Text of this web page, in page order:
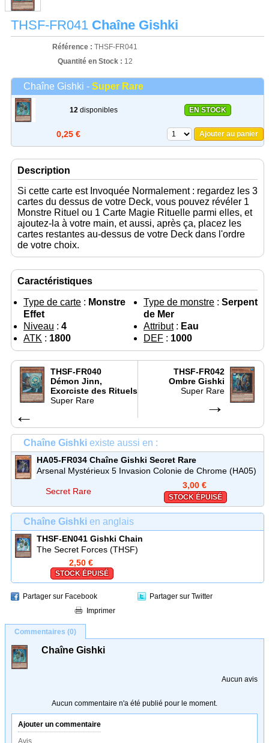
THSF-FR041 Chaîne Gishki
Référence : THSF-FR041
Quantité en Stock : 12
Chaîne Gishki - Super Rare
12 disponibles EN STOCK
0,25 € Ajouter au panier
Description
Si cette carte est Invoquée Normalement : regardez les 3
cartes du dessus de votre Deck, vous pouvez révéler 1
Monstre Rituel ou 1 Carte Magie Rituelle parmi elles, et
ajoutez-la à votre main, et aussi, après ça, placez les
cartes restantes au-dessus de votre Deck dans l'ordre
de votre choix.
Caractéristiques
Type de carte : Monstre
Effet
Type de monstre : Serpent
de Mer
Niveau : 4 Attribut: Eau
ATK : 1800 DEF : 1000
THSF-FR040
Démon Jinn,
Exorciste des Rituels
Super Rare
←
THSF-FR042
Ombre Gishki
Super Rare
→
Chaîne Gishki existe aussi en :
HA05-FR034 Chaîne Gishki Secret Rare
Arsenal Mystérieux 5 Invasion Colonie de Chrome (HA05)
Secret Rare
3,00 €
STOCK ÉPUISÉ
Chaîne Gishki en anglais
THSF-EN041 Gishki Chain
The Secret Forces (THSF)
2,50 €
STOCK ÉPUISÉ
Partager sur Facebook
Partager sur Twitter
Imprimer
Commentaires (0)
Chaîne Gishki
Aucun avis
Aucun commentaire n'a été publié pour le moment.
Ajouter un commentaire
Avis